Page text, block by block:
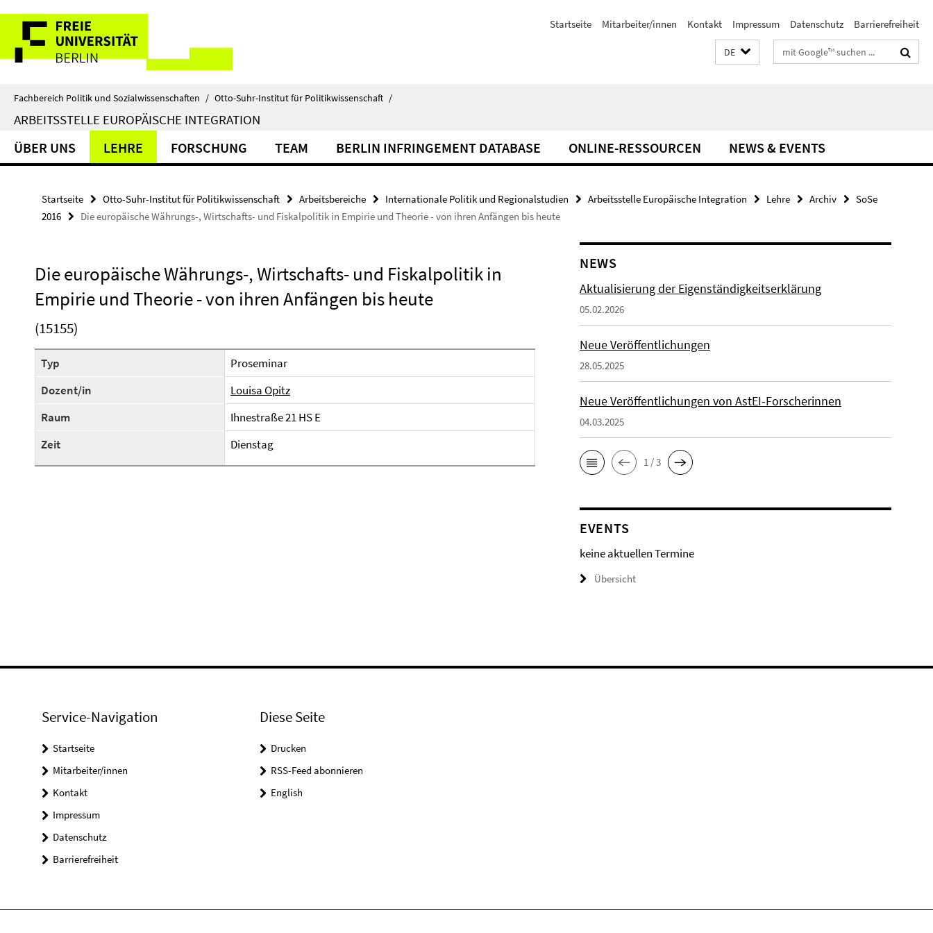
direkt
Inhalt
Service-
Navigation
Startseite Mitarbeiter/innen Kontakt Impressum Datenschutz Barrierefreiheit
DE Suchbegriffe
Fachbereich Politik und Sozialwissenschaften / Otto-Suhr-Institut für Politikwissenschaft /
ARBEITSSTELLE EUROPÄISCHE INTEGRATION
ÜBER UNS LEHRE FORSCHUNG TEAM BERLIN INFRINGEMENT DATABASE ONLINE-RESSOURCEN NEWS & EVENTS
Startseite Otto-Suhr-Institut für Politikwissenschaft Arbeitsbereiche Internationale Politik und Regionalstudien Arbeitsstelle Europäische Integration Lehre Archiv
SoSe
2016
Die europäische Währungs-, Wirtschafts- und Fiskalpolitik in Empirie und Theorie - von ihren Anfängen bis heute
Die europäische Währungs-, Wirtschafts- und Fiskalpolitik in
Empirie und Theorie - von ihren Anfängen bis heute
(15155)
Typ
Proseminar
Dozent/in
Louisa Opitz
Raum
Ihnestraße 21 HS E
Zeit
Dienstag
NEWS
Aktualisierung der Eigenständigkeitserklärung
05.02.2026
Neue Veröffentlichungen
28.05.2025
Neue Veröffentlichungen von AstEI-Forscherinnen
04.03.2025
1 / 3
EVENTS
keine aktuellen Termine
Übersicht
Service-Navigation
Startseite
Mitarbeiter/innen
Kontakt
Impressum
Datenschutz
Barrierefreiheit
Diese Seite
Drucken
RSS-Feed abonnieren
English